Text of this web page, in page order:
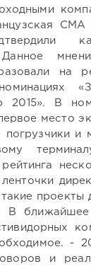
CMA
на
2015». В
место
погрузчики и
проекты
В
-
и